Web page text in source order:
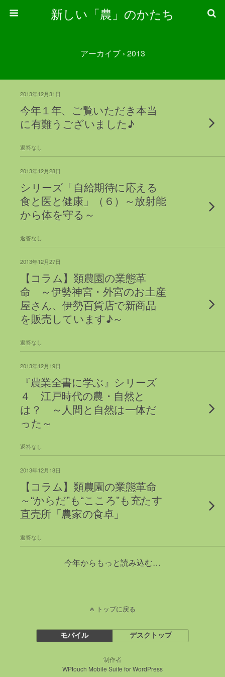
新しい「農」のかたち
アーカイブ › 2013
2013年12月31日
今年１年、ご覧いただき本当
に有難うございました♪
返答なし
2013年12月28日
シリーズ「自給期待に応える
食と医と健康」（６）～放射能
から体を守る～
返答なし
2013年12月27日
【コラム】類農園の業態革
命 ～伊勢神宮・外宮のお土産
屋さん、伊勢百貨店で新商品
を販売しています♪～
返答なし
2013年12月19日
『農業全書に学ぶ』シリーズ
４ 江戸時代の農・自然と
は？ ～人間と自然は一体だ
った～
返答なし
2013年12月18日
【コラム】類農園の業態革命
～“からだ”も“こころ”も充たす
直売所「農家の食卓」
返答なし
今年からもっと読み込む…
トップに戻る
モバイル デスクトップ
制作者
WPtouch Mobile Suite for WordPress